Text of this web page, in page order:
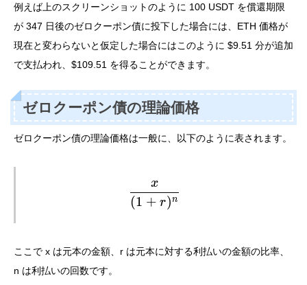
例えば上のスクリーンショットのように 100 USDT を償還期限
が 347 日後のゼロクーポン債に投下した場合には、ETH 価格が
現在と変わらないと仮定した場合にはこのように $9.51 分が追加
で支払われ、$109.51 を得ることができます。
ゼロクーポン債の理論価格
ゼロクーポン債の理論価格は一般に、以下のように表されます。
\displaystyle
\frac{x}{(1 + r)^n}
(1 + r)n
x
ここで x は元本の金額、r は元本に対する利払いの金額の比率、
n は利払いの回数です。